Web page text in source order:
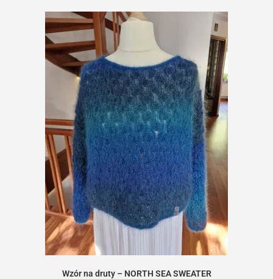
Wzór na druty – NORTH SEA SWEATER